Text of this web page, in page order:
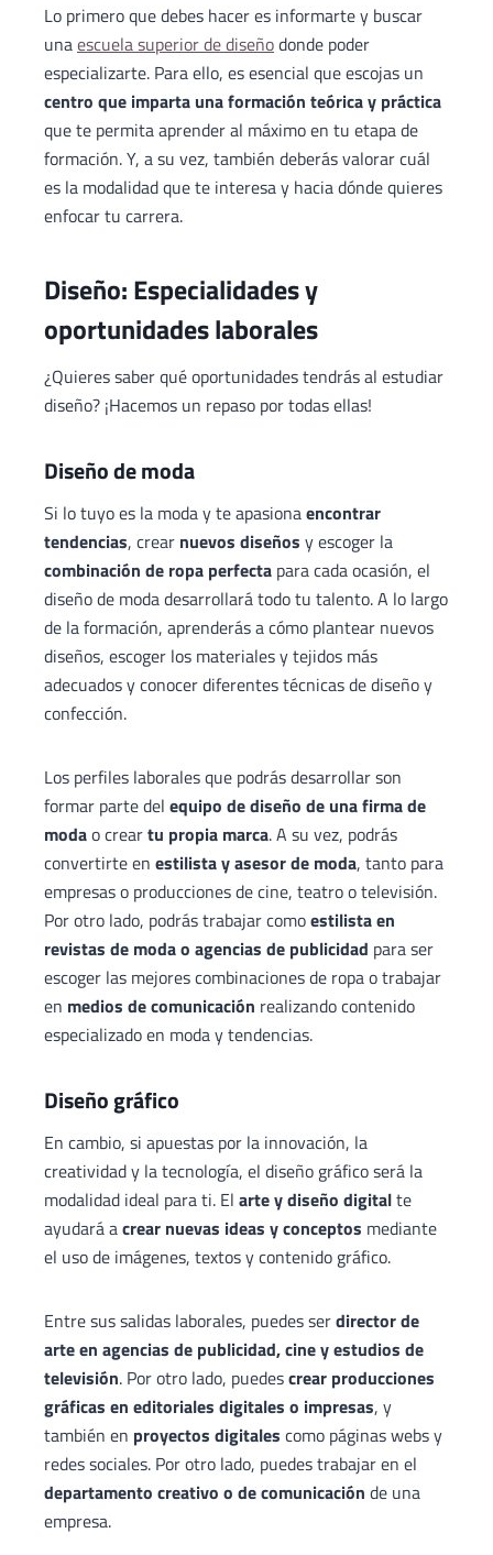
Lo primero que debes hacer es informarte y buscar
unaescuela superior de diseñodonde poder
especializarte. Para ello, es esencial que escojas un
centro que imparta una formación teórica y práctica
que te permita aprender al máximo en tu etapa de
formación. Y, a su vez, también deberás valorar cuál
es la modalidad que te interesa y hacia dónde quieres
enfocar tu carrera.
Diseño: Especialidades y
oportunidades laborales
¿Quieres saber qué oportunidades tendrás al estudiar
diseño? ¡Hacemos un repaso por todas ellas!
Diseño de moda
Si lo tuyo es la moda y te apasionaencontrar
tendencias, crear nuevos diseños y escoger la
combinación de ropa perfecta para cada ocasión, el
diseño de moda desarrollará todo tu talento. A lo largo
de la formación, aprenderás a cómo plantear nuevos
diseños, escoger los materiales y tejidos más
adecuados y conocer diferentes técnicas de diseño y
confección.
Los perfiles laborales que podrás desarrollar son
formar parte del equipo de diseño de una firma de
modao creartu propia marca. A su vez, podrás
convertirte en estilista y asesor de moda, tanto para
empresas o producciones de cine, teatro o televisión.
Por otro lado, podrás trabajar comoestilista en
revistas de moda o agencias de publicidad para ser
escoger las mejores combinaciones de ropa o trabajar
en medios de comunicación realizando contenido
especializado en moda y tendencias.
Diseño gráfico
En cambio, si apuestas por la innovación, la
creatividad y la tecnología, el diseño gráfico será la
modalidad ideal para ti. El arte y diseño digitalte
ayudará acrear nuevas ideas y conceptos mediante
el uso de imágenes, textos y contenido gráfico.
Entre sus salidas laborales, puedes serdirector de
arte en agencias de publicidad, cine y estudios de
televisión. Por otro lado, puedescrear producciones
gráficas en editoriales digitales o impresas, y
también en proyectos digitales como páginas webs y
redes sociales. Por otro lado, puedes trabajar en el
departamento creativo o de comunicación de una
empresa.